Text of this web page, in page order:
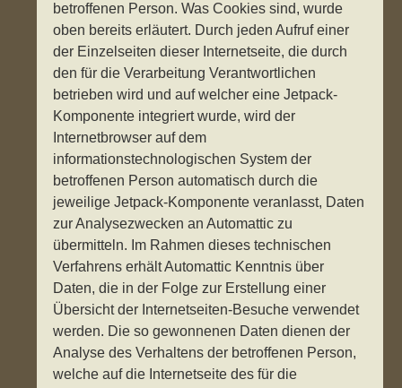
betroffenen Person. Was Cookies sind, wurde
oben bereits erläutert. Durch jeden Aufruf einer
der Einzelseiten dieser Internetseite, die durch
den für die Verarbeitung Verantwortlichen
betrieben wird und auf welcher eine Jetpack-
Komponente integriert wurde, wird der
Internetbrowser auf dem
informationstechnologischen System der
betroffenen Person automatisch durch die
jeweilige Jetpack-Komponente veranlasst, Daten
zur Analysezwecken an Automattic zu
übermitteln. Im Rahmen dieses technischen
Verfahrens erhält Automattic Kenntnis über
Daten, die in der Folge zur Erstellung einer
Übersicht der Internetseiten-Besuche verwendet
werden. Die so gewonnenen Daten dienen der
Analyse des Verhaltens der betroffenen Person,
welche auf die Internetseite des für die